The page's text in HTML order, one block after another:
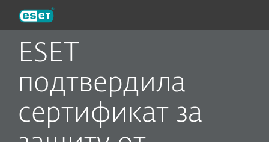
ESET
подтвердила
сертификат за
ESET